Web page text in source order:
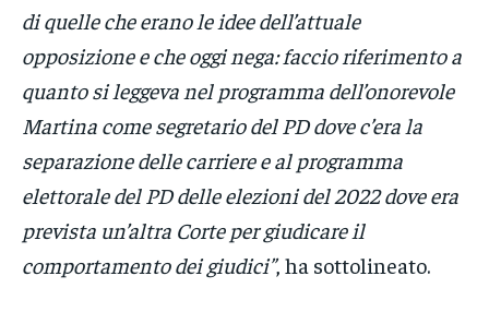
di quelle che erano le idee dell’attuale
opposizione e che oggi nega: faccio riferimento a
quanto si leggeva nel programma dell’onorevole
Martina come segretario del PD dove c’era la
separazione delle carriere e al programma
elettorale del PD delle elezioni del 2022 dove era
prevista un’altra Corte per giudicare il
comportamento dei giudici”, ha sottolineato.